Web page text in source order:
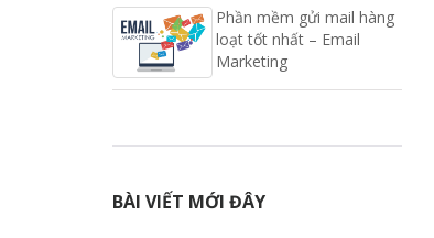
Phần mềm gửi mail hàng
loạt tốt nhất – Email
Marketing
BÀI VIẾT MỚI ĐÂY